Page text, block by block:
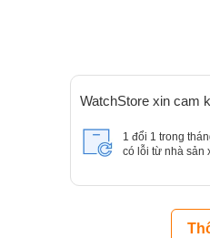
WatchStore xin cam
1 đổi 1 trong
có lỗi từ nhà sản